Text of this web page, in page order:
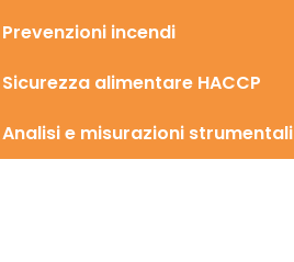
Prevenzioni incendi
Sicurezza alimentare HACCP
Analisi e misurazioni strumentali